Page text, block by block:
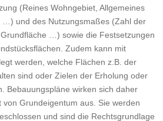
(Reines Wohngebiet, Allgemeines
…) und des Nutzungsmaßes (Zahl der
…) sowie die Festsetzungen
Zudem kann mit
werden, welche Flächen z.B. der
sind oder Zielen der Erholung oder
Bebauungspläne wirken sich daher
Grundeigentum aus. Sie werden
und sind die Rechtsgrundlage